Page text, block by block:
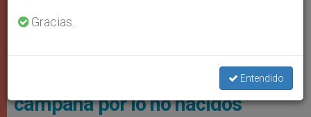
Gesto provida del Papa
Francisco: bendice en Vaticano
campana por lo no nacidos
Gracias.
Entendido